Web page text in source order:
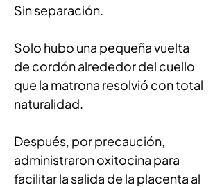
Sin separación.
Solo hubo una pequeña vuelta
de cordón alrededor del cuello
que la matrona resolvió con total
naturalidad.
Después, por precaución,
administraron oxitocina para
facilitar la salida de la placenta al